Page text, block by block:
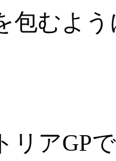
包むよう
リアGP